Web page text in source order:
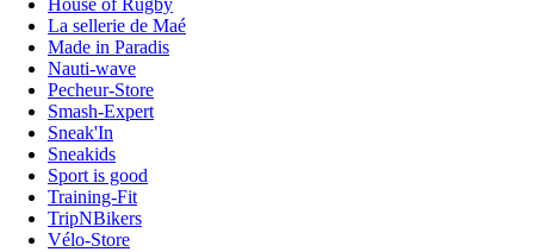
House of Rugby
La sellerie de Maé
Made in Paradis
Nauti-wave
Pecheur-Store
Smash-Expert
Sneak'In
Sneakids
Sport is good
Training-Fit
TripNBikers
Vélo-Store